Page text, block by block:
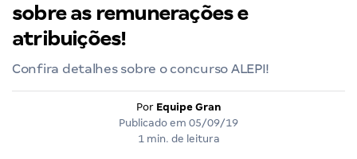
sobre as remunerações e
atribuições!
Confira detalhes sobre o concurso ALEPI!
Por Equipe Gran
Publicado em 05/09/19
1 min. de leitura